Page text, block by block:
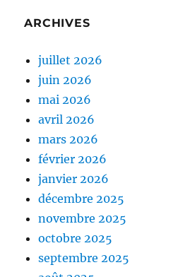
ARCHIVES
juillet 2026
juin 2026
mai 2026
avril 2026
mars 2026
février 2026
janvier 2026
décembre 2025
novembre 2025
octobre 2025
septembre 2025